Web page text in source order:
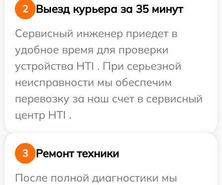
2
Выезд курьера за 35 минут
Сервисный инженер приедет в
удобное время для проверки
устройства HTI . При серьезной
неисправности мы обеспечим
перевозку за наш счет в сервисный
центр HTI .
3
Ремонт техники
После полной диагностики мы